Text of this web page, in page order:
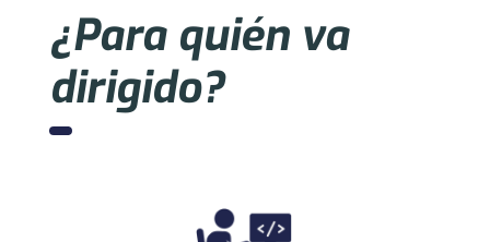
¿Para quién va
dirigido?